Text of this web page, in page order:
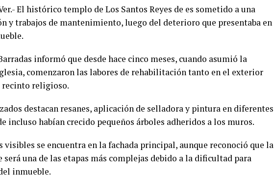
El histórico templo de Los Santos Reyes de es sometido a una
y trabajos de mantenimiento, luego del deterioro que presentaba en
informó que desde hace cinco meses, cuando asumió la
comenzaron las labores de rehabilitación tanto en el exterior
religioso.
destacan resanes, aplicación de selladora y pintura en diferentes
incluso habían crecido pequeños árboles adheridos a los muros.
visibles se encuentra en la fachada principal, aunque reconoció que la
una de las etapas más complejas debido a la dificultad para
inmueble.